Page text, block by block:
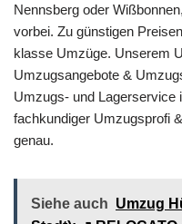
Nennsberg oder
vorbei. Zu günstigen
klasse Umzüge. Unserem
Umzugsangebote &
Umzugs- und Lagerservice
fachkundiger Umzugsprofi
genau.
Siehe auch Umzug